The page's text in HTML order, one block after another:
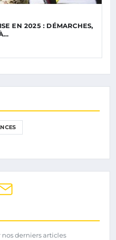
EN 2025 : DÉMARCHES,
derniers articles